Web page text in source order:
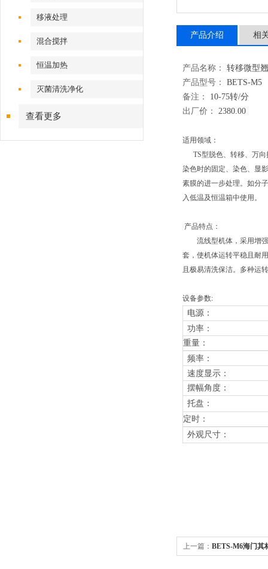
移液处理
混合搅拌
恒温加热
灭菌清洗净化
查看更多
产品介绍 相
产品名称：
转移微型
产品型号：
BETS-M5
备注：
10-75转/分
出厂价：
2380.00
适用领域：
TS型脱色、转移、万向
染色时的固定、染色、显
素膜的进一步处理。如分
入低温及恒温箱中使用。
产品特点：
流线型机体，采用增强
套，使机体运转平稳且耐
且极易清洗保洁。多种运
设备参数:
电源：
功率：
重量：
频率：
速度显示：
摆幅角度 ：
托盘：
定时：
外观尺寸：
上一篇： BETS-M6海门其